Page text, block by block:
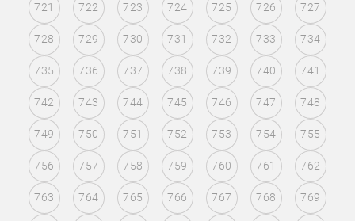
721 722 723 724 725 726 727
728 729 730 731 732 733 734
735 736 737 738 739 740 741
742 743 744 745 746 747 748
749 750 751 752 753 754 755
756 757 758 759 760 761 762
763 764 765 766 767 768 769